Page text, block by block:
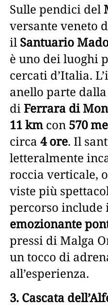
Sulle pendici del
versante veneto
ilSantuario
è uno dei luoghi
cercati d’Italia.
anello parte
diFerrara di
11 km con 570
circa 4 ore. Il
letteralmente
roccia verticale,
viste più
percorso include
emozionante
pressi di Malga
un tocco di
all’esperienza.
3. Cascata